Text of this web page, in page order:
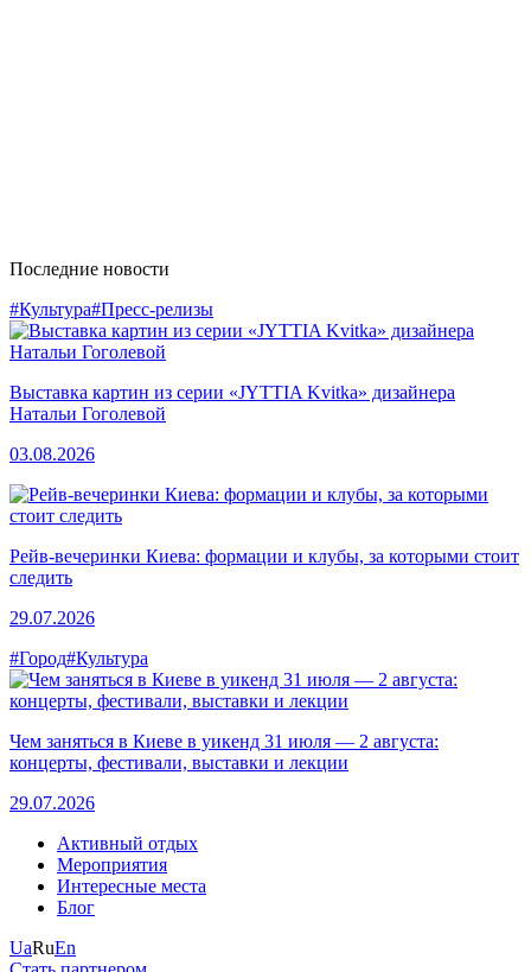
Последние новости
#Культура#Пресс-релизы
Выставка картин из серии «JYTTIA Kvitka» дизайнера
Натальи Гоголевой
03.08.2026
Рейв-вечеринки Киева: формации и клубы, за которыми стоит
следить
29.07.2026
#Город#Культура
Чем заняться в Киеве в уикенд 31 июля — 2 августа:
концерты, фестивали, выставки и лекции
29.07.2026
Активный отдых
Мероприятия
Интересные места
Блог
UaRuEn